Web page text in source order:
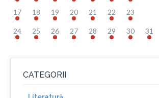
17 18 19 20 21 22 23
24 25 26 27 28 29 30 31
CATEGORII